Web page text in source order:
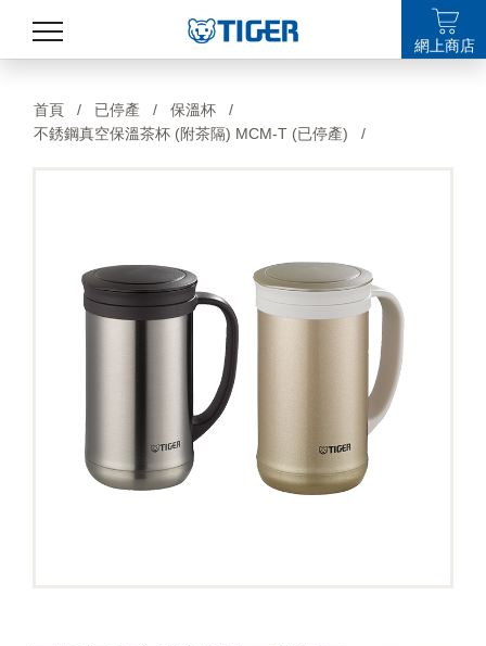
最新消息
網上商店
首頁 / 已停產 / 保溫杯
/
不銹鋼真空保溫茶杯 (附茶隔) MCM-T (已停產)
/